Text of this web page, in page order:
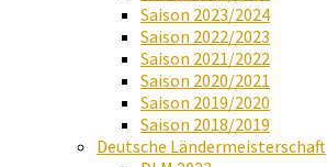
Saison 2023/2024
Saison 2022/2023
Saison 2021/2022
Saison 2020/2021
Saison 2019/2020
Saison 2018/2019
Deutsche Ländermeisterschaft